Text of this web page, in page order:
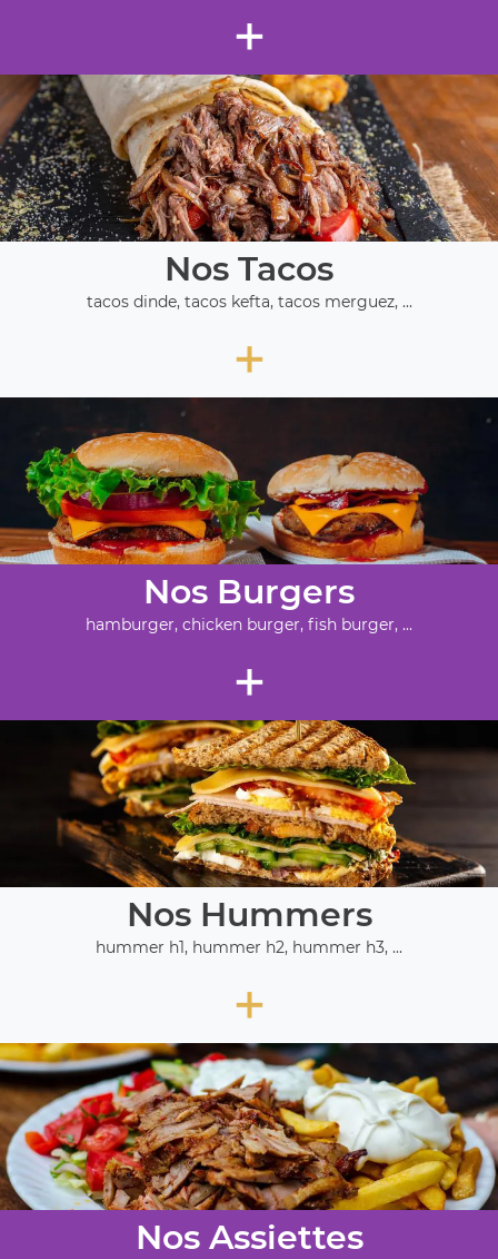
+
Nos Tacos
tacos dinde, tacos kefta, tacos merguez, ...
+
Nos Burgers
hamburger, chicken burger, fish burger, ...
+
Nos Hummers
hummer h1, hummer h2, hummer h3, ...
+
Nos Assiettes